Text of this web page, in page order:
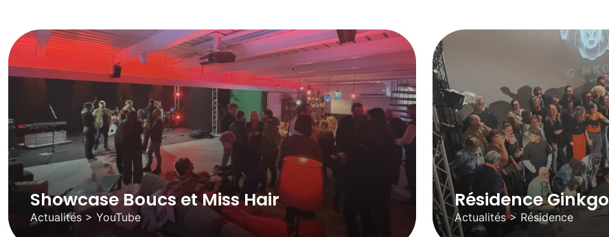
Showcase Boucs et Miss Hair
Actualités > YouTube
Résidence Ginkgo
Actualités > Résidence